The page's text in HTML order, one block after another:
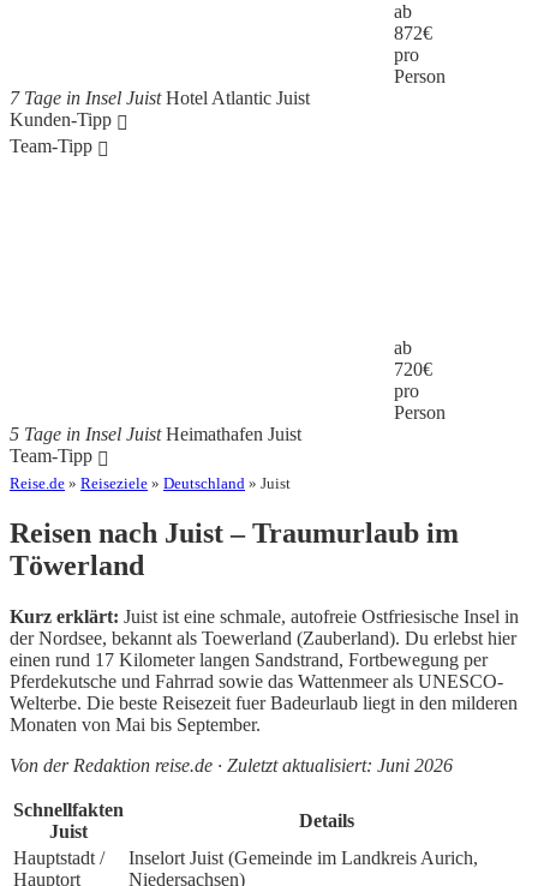
ab
872€
pro
Person
7 Tage in Insel JuistHotel Atlantic Juist
Kunden-Tipp
Team-Tipp
ab
720€
pro
Person
5 Tage in Insel JuistHeimathafen Juist
Team-Tipp
Reise.de » Reiseziele » Deutschland » Juist
Reisen nach Juist – Traumurlaub im
Töwerland
Kurz erklärt: Juist ist eine schmale, autofreie Ostfriesische Insel in
der Nordsee, bekannt als Toewerland (Zauberland). Du erlebst hier
einen rund 17 Kilometer langen Sandstrand, Fortbewegung per
Pferdekutsche und Fahrrad sowie das Wattenmeer als UNESCO-
Welterbe. Die beste Reisezeit fuer Badeurlaub liegt in den milderen
Monaten von Mai bis September.
Von der Redaktion reise.de · Zuletzt aktualisiert: Juni 2026
Schnellfakten
Juist
Details
Hauptstadt /
Hauptort
Inselort Juist (Gemeinde im Landkreis Aurich,
Niedersachsen)